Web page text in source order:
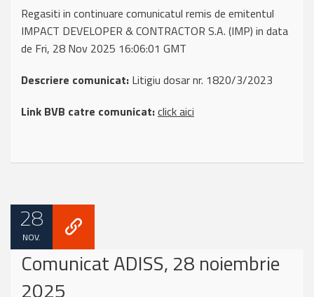
Regasiti in continuare comunicatul remis de emitentul
IMPACT DEVELOPER & CONTRACTOR S.A. (IMP) in data
de Fri, 28 Nov 2025 16:06:01 GMT
Descriere comunicat: Litigiu dosar nr. 1820/3/2023
Link BVB catre comunicat:click aici
28
NOV.
Comunicat ADISS, 28 noiembrie
2025